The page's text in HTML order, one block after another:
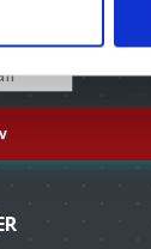
få gode tilbud